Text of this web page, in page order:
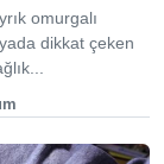
omurgalı
dikkat çeken